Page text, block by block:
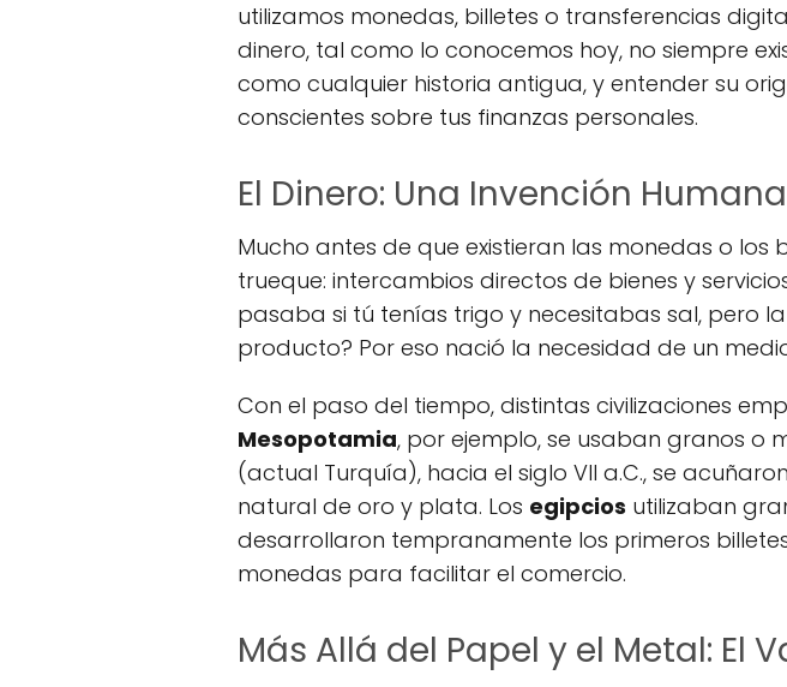
utilizamos monedas, billetes o transferencias
dinero, tal como lo conocemos hoy, no siempre
como cualquier historia antigua, y entender su
conscientes sobre tus finanzas personales.
El Dinero: Una Invención
Mucho antes de que existieran las monedas o
trueque: intercambios directos de bienes y
pasaba si tú tenías trigo y necesitabas sal, pero
producto? Por eso nació la necesidad de un
Con el paso del tiempo, distintas civilizaciones
Mesopotamia, por ejemplo, se usaban granos o
(actual Turquía), hacia el siglo VII a.C., se
natural de oro y plata. Los egipcios utilizaban
desarrollaron tempranamente los primeros
monedas para facilitar el comercio.
Más Allá del Papel y el Metal: El